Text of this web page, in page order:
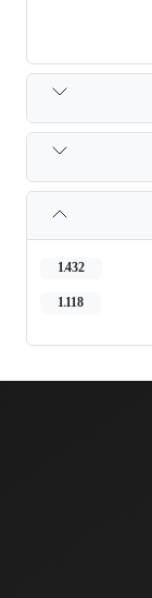
1,432
1,118